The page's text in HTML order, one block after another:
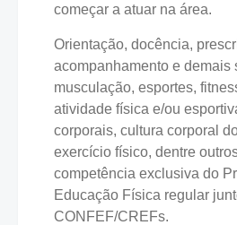
começar a atuar na área.
Orientação, docência,
acompanhamento e demais
musculação, esportes,
atividade física e/ou
corporais, cultura corporal
exercício físico, dentre
competência exclusiva do
Educação Física regular
CONFEF/CREFs.